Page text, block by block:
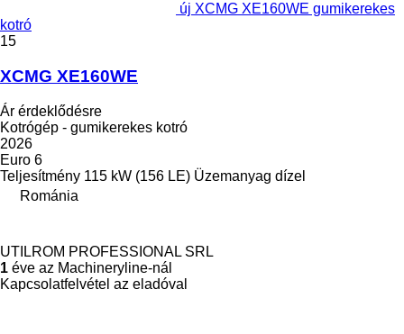
új XCMG XE160WE gumikerekes
kotró
15
XCMG XE160WE
Ár érdeklődésre
Kotrógép - gumikerekes kotró
2026
Euro 6
Teljesítmény 115 kW (156 LE) Üzemanyag dízel
Románia
UTILROM PROFESSIONAL SRL
1 éve az Machineryline-nál
Kapcsolatfelvétel az eladóval